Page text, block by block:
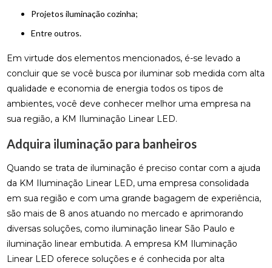
projetos iluminação cozinha;
entre outros.
Em virtude dos elementos mencionados, é-se levado a
concluir que se você busca por iluminar sob medida com alta
qualidade e economia de energia todos os tipos de
ambientes, você deve conhecer melhor uma empresa na
sua região, a KM Iluminação Linear LED.
Adquira iluminação para banheiros
Quando se trata de iluminação é preciso contar com a ajuda
da KM Iluminação Linear LED, uma empresa consolidada
em sua região e com uma grande bagagem de experiência,
são mais de 8 anos atuando no mercado e aprimorando
diversas soluções, como iluminação linear São Paulo e
iluminação linear embutida. A empresa KM Iluminação
Linear LED oferece soluções e é conhecida por alta